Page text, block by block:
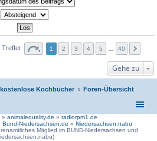
Treffer 1 2 3 4 5 … 40
Gehe zu
Kochbücher Foren-Übersicht
» animalequality.de » radiorpm1.de
Bund-Niedersachsen.de » Niedersachsen.nabu
Mitglied im BUND-Niedersachsen und